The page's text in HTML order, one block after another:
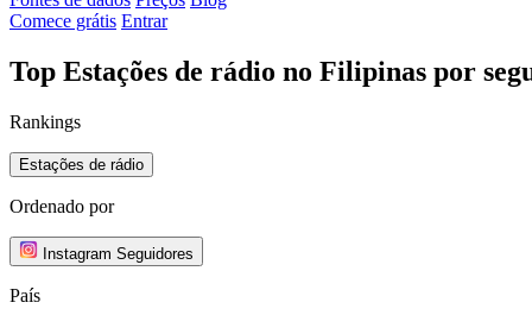
Comece grátis Entrar
Top Estações de rádio no Filipinas por
Rankings
Estações de rádio
Ordenado por
Instagram Seguidores
País